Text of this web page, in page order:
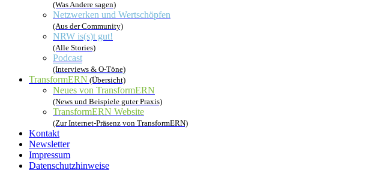
(Was Andere sagen)
Netzwerken und Wertschöpfen
(Aus der Community)
NRW is(s)t gut!
(Alle Stories)
Podcast
(Interviews & O-Töne)
TransformERN (Übersicht)
Neues von TransformERN
(News und Beispiele guter Praxis)
TransformERN Website
(Zur Internet-Präsenz von TransformERN)
Kontakt
Newsletter
Impressum
Datenschutzhinweise